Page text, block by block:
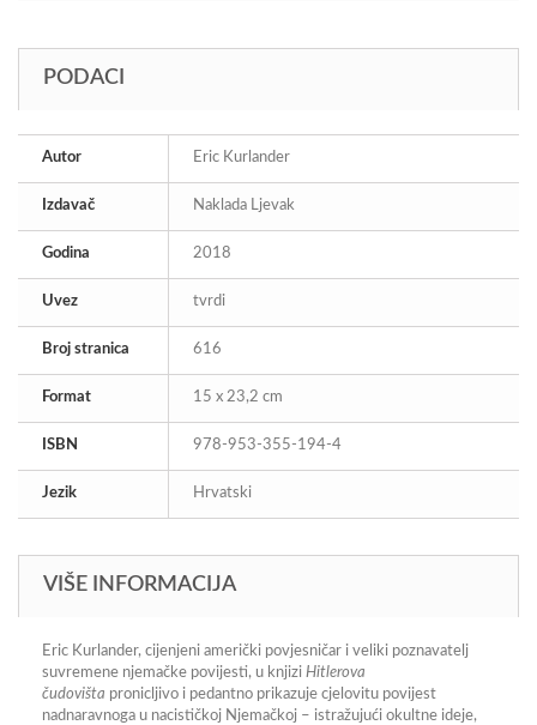
PODACI
Autor Eric Kurlander
Izdavač Naklada Ljevak
Godina 2018
Uvez tvrdi
Broj stranica 616
Format 15 x 23,2 cm
ISBN 978-953-355-194-4
Jezik Hrvatski
VIŠE INFORMACIJA
Eric Kurlander, cijenjeni američki povjesničar i veliki poznavatelj
suvremene njemačke povijesti, u knjizi Hitlerova
čudovišta pronicljivo i pedantno prikazuje cjelovitu povijest
nadnaravnoga u nacističkoj Njemačkoj – istražujući okultne ideje,